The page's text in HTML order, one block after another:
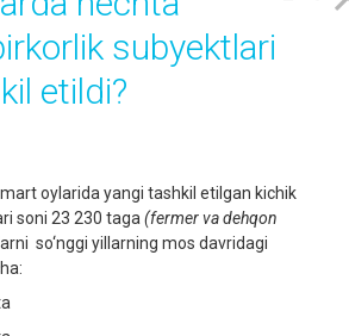
subyektlari
etildi?
oylarida yangi tashkil etilgan kichik
soni 23 230 taga (fermer va dehqon
so‘nggi yillarning mos davridagi